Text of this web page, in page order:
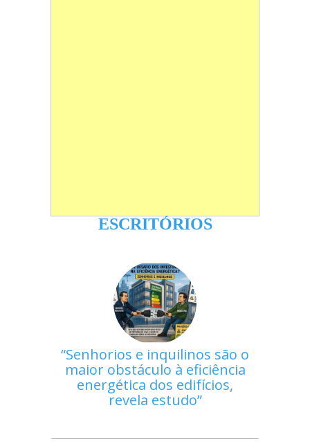
ESCRITÓRIOS
Senhorios e inquilinos são o
maior obstáculo à eficiência
energética dos edifícios,
revela estudo